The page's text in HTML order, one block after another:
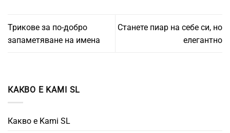
Трикове за по-добро
запаметяване на имена
Станете пиар на себе си, но
елегантно
КАКВО Е KAMI SL
Какво е Kami SL